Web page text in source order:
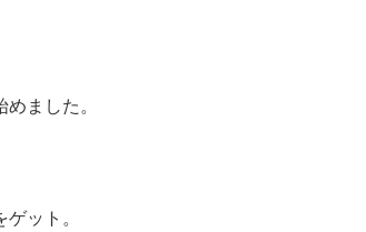
ました。
ット。